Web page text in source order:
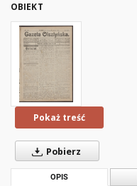
OBIEKT
Pokaż treść
Pobierz
OPIS